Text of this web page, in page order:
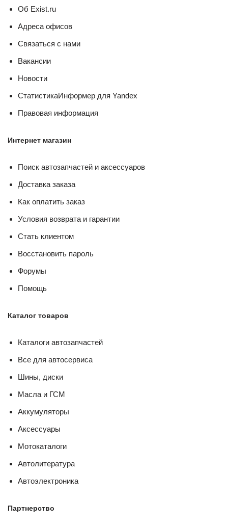
Об Exist.ru
Адреса офисов
Связаться с нами
Вакансии
Новости
СтатистикаИнформер для Yandex
Правовая информация
Интернет магазин
Поиск автозапчастей и аксессуаров
Доставка заказа
Как оплатить заказ
Условия возврата и гарантии
Стать клиентом
Восстановить пароль
Форумы
Помощь
Каталог товаров
Каталоги автозапчастей
Все для автосервиса
Шины, диски
Масла и ГСМ
Аккумуляторы
Аксессуары
Мотокаталоги
Автолитература
Автоэлектроника
Партнерство